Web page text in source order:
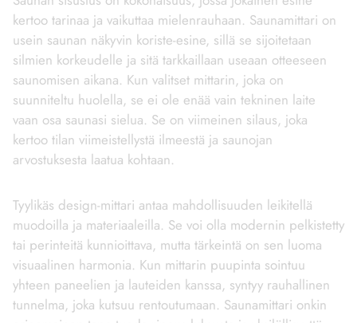
kertoo tarinaa ja vaikuttaa mielenrauhaan. Saunamittari on
usein saunan näkyvin koriste-esine, sillä se sijoitetaan
silmien korkeudelle ja sitä tarkkaillaan useaan otteeseen
saunomisen aikana. Kun valitset mittarin, joka on
suunniteltu huolella, se ei ole enää vain tekninen laite
vaan osa saunasi sielua. Se on viimeinen silaus, joka
kertoo tilan viimeistellystä ilmeestä ja saunojan
arvostuksesta laatua kohtaan.
Tyylikäs design-mittari antaa mahdollisuuden leikitellä
muodoilla ja materiaaleilla. Se voi olla modernin pelkistetty
tai perinteitä kunnioittava, mutta tärkeintä on sen luoma
visuaalinen harmonia. Kun mittarin puupinta sointuu
yhteen paneelien ja lauteiden kanssa, syntyy rauhallinen
tunnelma, joka kutsuu rentoutumaan. Saunamittari onkin